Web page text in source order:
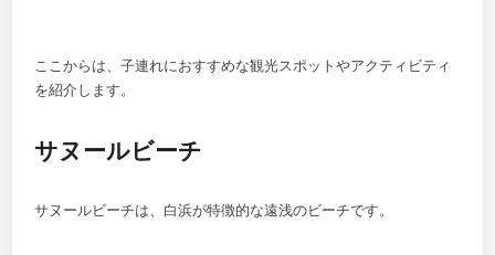
ここからは、子連れにおすすめな観光スポットやアクティビティ
を紹介します。
サヌールビーチ
サヌールビーチは、白浜が特徴的な遠浅のビーチです。